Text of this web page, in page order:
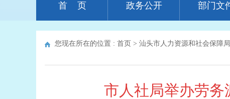
首 页 政务公开 部门文
您现在所在的位置 : 首页 > 汕头市人力资源和社会保障局
市人社局举办劳